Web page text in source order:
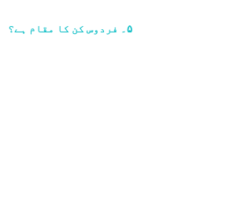
۵۔ فردوس کن کا مقام ہے؟